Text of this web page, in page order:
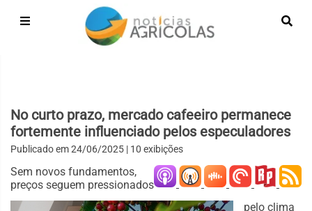
No curto prazo, mercado cafeeiro permanece
fortemente influenciado pelos especuladores
Publicado em24/06/2025 | 10 exibições
Sem novos fundamentos,
preços seguem pressionados
pelo clima